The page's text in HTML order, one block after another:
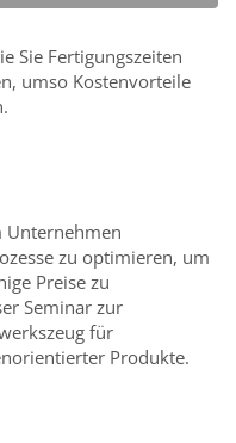
Sie Fertigungszeiten
umso Kostenvorteile
Unternehmen
zu optimieren, um
Preise zu
Seminar zur
für
Produkte.